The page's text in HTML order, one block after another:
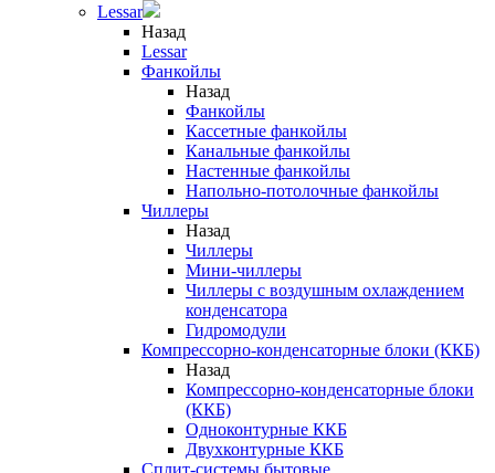
Lessar
Назад
Lessar
Фанкойлы
Назад
Фанкойлы
Кассетные фанкойлы
Канальные фанкойлы
Настенные фанкойлы
Напольно-потолочные фанкойлы
Чиллеры
Назад
Чиллеры
Мини-чиллеры
Чиллеры с воздушным охлаждением
конденсатора
Гидромодули
Компрессорно-конденсаторные блоки (ККБ)
Назад
Компрессорно-конденсаторные блоки
(ККБ)
Одноконтурные ККБ
Двухконтурные ККБ
Сплит-системы бытовые